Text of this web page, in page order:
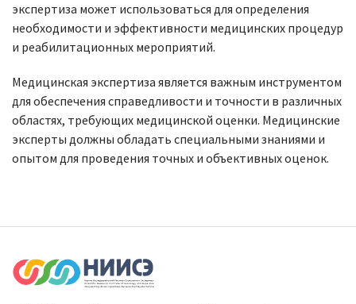
экспертиза может использоваться для определения
необходимости и эффективности медицинских процедур
и реабилитационных мероприятий.
Медицинская экспертиза является важным инструментом
для обеспечения справедливости и точности в различных
областях, требующих медицинской оценки. Медицинские
эксперты должны обладать специальными знаниями и
опытом для проведения точных и объективных оценок.